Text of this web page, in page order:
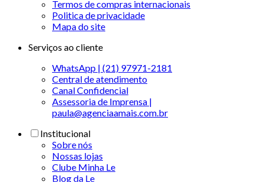
Termos de compras internacionais
Politica de privacidade
Mapa do site
Serviços ao cliente
WhatsApp | (21) 97971-2181
Central de atendimento
Canal Confidencial
Assessoria de Imprensa |
paula@agenciaamais.com.br
Institucional
Sobre nós
Nossas lojas
Clube Minha Le
Blog da Le